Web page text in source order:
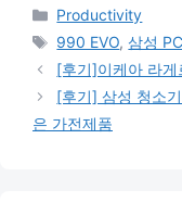
카
테
리
Productivity
태
그
990 EVO,삼성
[후기]이케아 라게
[후기] 삼성 청소
은 가전제품